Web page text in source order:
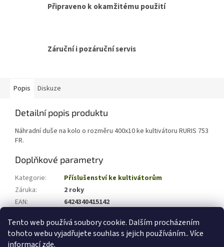
Tento web používá soubory cookie. Dalším procházením
tohoto webu vyjadřujete souhlas s jejich používáním.. Více
informacízde.
Připraveno k okamžitému použití
Záruční i pozáruční servis
Popis Diskuze
Detailní popis produktu
Náhradní duše na kolo o rozměru 400x10 ke kultivátoru RURIS 753
FR.
Doplňkové parametry
Kategorie:
Příslušenství ke kultivátorům
Záruka:
2 roky
EAN:
6424340415142